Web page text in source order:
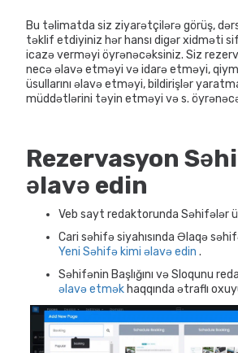
Bu təlimatda siz ziyarətçilərə görüş,
təklif etdiyiniz hər hansı digər xidməti
icazə verməyi öyrənəcəksiniz. Siz
necə əlavə etməyi və idarə etməyi,
üsullarını əlavə etməyi, bildirişlər
müddətlərini təyin etməyi və s.
Rezervasyon
əlavə edin
Veb sayt redaktorunda Səhifələr
Cari səhifə siyahısında Əlaqə
Yeni Səhifə kimi əlavə edin .
Səhifənin Başlığını və Sloqunu
əlavə etmək haqqında ətraflı